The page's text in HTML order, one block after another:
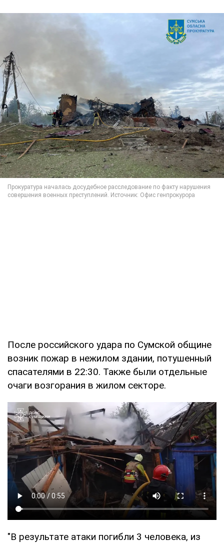
После российского удара по Сумской общине
возник пожар в нежилом здании, потушенный
спасателями в 22:30. Также были отдельные
очаги возгорания в жилом секторе.
"В результате атаки погибли 3 человека, из